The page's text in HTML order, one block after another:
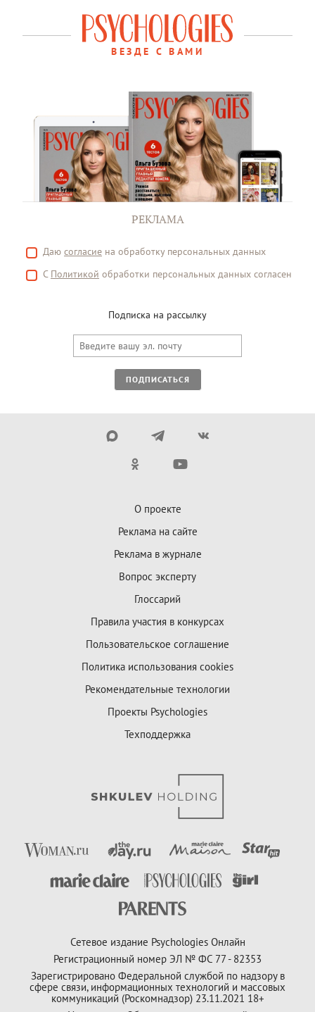
ВЕЗДЕ С ВАМИ
РЕКЛАМА
Даю согласие на обработку персональных данных
С Политикой обработки персональных данных согласен
Подписка на рассылку
ПОДПИСАТЬСЯ
О проекте
Реклама на сайте
Реклама в журнале
Вопрос эксперту
Глоссарий
Правила участия в конкурсах
Пользовательское соглашение
Политика использования cookies
Рекомендательные технологии
Проекты Psychologies
Техподдержка
Сетевое издание Psychologies Онлайн
Регистрационный номер ЭЛ № ФС 77 - 82353
Зарегистрировано Федеральной службой по надзору в
сфере связи, информационных технологий и массовых
коммуникаций (Роскомнадзор) 23.11.2021 18+